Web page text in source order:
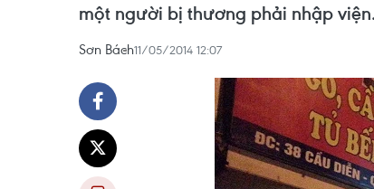
một người bị thương phải nhập viện.
Sơn Bách11/05/2014 12:07